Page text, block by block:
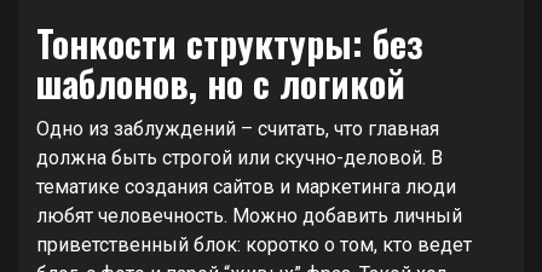
Тонкости структуры: без
шаблонов, но с логикой
Одно из заблуждений – считать, что главная
должна быть строгой или скучно-деловой. В
тематике создания сайтов и маркетинга люди
любят человечность. Можно добавить личный
приветственный блок: коротко о том, кто ведет